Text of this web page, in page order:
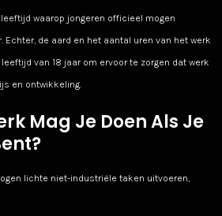
waarop jongeren officieel mogen
Echter, de aard en het aantal uren van het werk
van 18 jaar om ervoor te zorgen dat werk
en ontwikkeling.
Mag Je Doen Als Je
lichte niet-industriële taken uitvoeren,